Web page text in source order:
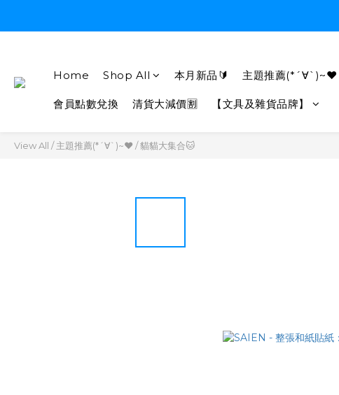
Home Shop All 本月新品🔰 主題推薦(*´∀`)~♥
會員點數兌換 清貨大減價🈹 【文具及雜貨品牌】
View All /主題推薦(*´∀`)~♥ /貓貓大集合🐱